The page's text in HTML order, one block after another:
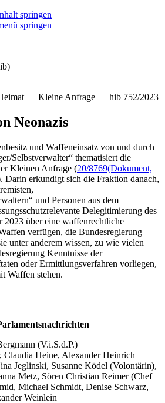
springen
springen
— Kleine Anfrage — hib 752/2023
Neonazis
und Waffeneinsatz von und durch
Selbstverwalter“ thematisiert die
Kleinen Anfrage (20/8769(Dokument,
Darin erkundigt sich die Fraktion danach,
und Personen aus dem
Delegitimierung des
2023 über eine waffenrechtliche
verfügen, die Bundesregierung
unter anderem wissen, zu wie vielen
Kenntnisse der
oder Ermittlungsverfahren vorliegen,
Waffen stehen.
(V.i.S.d.P.)
Claudia Heine, Alexander Heinrich
Jeglinski, Susanne Ködel (Volontärin),
Metz, Sören Christian Reimer (Chef
Michael Schmidt, Denise Schwarz,
Weinlein